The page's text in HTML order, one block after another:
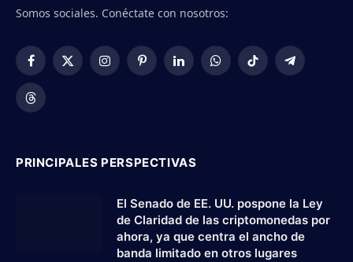
Somos sociales. Conéctate con nosotros:
Facebook
X
InstagramPinterestLinkedInWhatsApp
TikTok Telegram
Threads
PRINCIPALES PERSPECTIVAS
El Senado de EE. UU. pospone la Ley
de Claridad de las criptomonedas por
ahora, ya que centra el ancho de
banda limitado en otros lugares